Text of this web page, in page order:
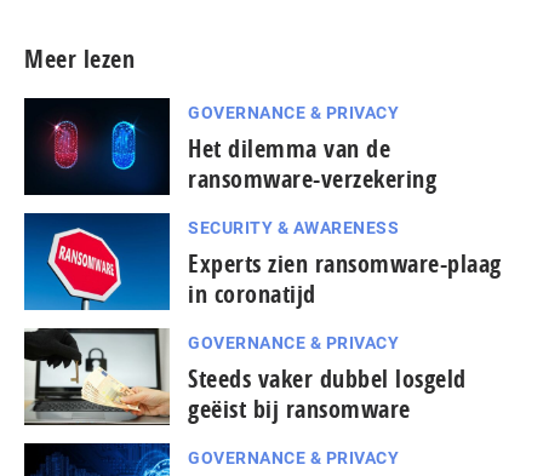
Meer lezen
GOVERNANCE & PRIVACY
Het dilemma van de
ransomware-verzekering
SECURITY & AWARENESS
Experts zien ransomware-plaag
in coronatijd
GOVERNANCE & PRIVACY
Steeds vaker dubbel losgeld
geëist bij ransomware
GOVERNANCE & PRIVACY